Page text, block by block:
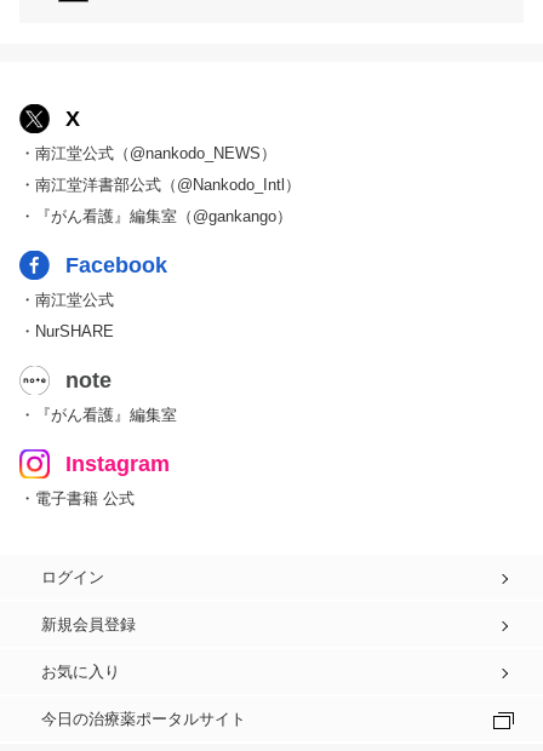
X
・南江堂公式（@nankodo_NEWS）
・南江堂洋書部公式（@Nankodo_Intl）
・『がん看護』編集室（@gankango）
Facebook
・南江堂公式
・NurSHARE
note
・『がん看護』編集室
Instagram
・電子書籍 公式
ログイン
新規会員登録
お気に入り
今日の治療薬ポータルサイト